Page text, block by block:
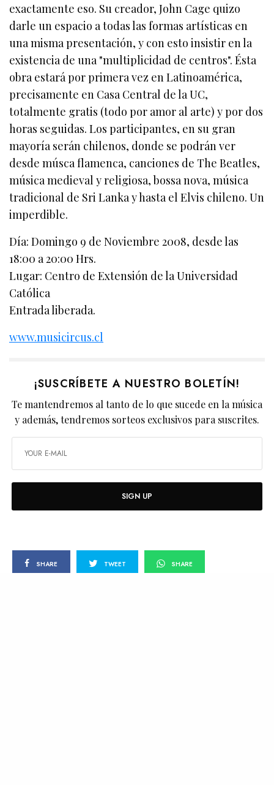
exactamente eso. Su creador, John Cage quizo
darle un espacio a todas las formas artísticas en
una misma presentación, y con esto insistir en la
existencia de una "multiplicidad de centros". Ésta
obra estará por primera vez en Latinoamérica,
precisamente en Casa Central de la UC,
totalmente gratis (todo por amor al arte) y por dos
horas seguidas. Los participantes, en su gran
mayoría serán chilenos, donde se podrán ver
desde músca flamenca, canciones de The Beatles,
música medieval y religiosa, bossa nova, música
tradicional de Sri Lanka y hasta el Elvis chileno. Un
imperdible.
Día: Domingo 9 de Noviembre 2008, desde las
18:00 a 20:00 Hrs.
Lugar: Centro de Extensión de la Universidad
Católica
Entrada liberada.
www.musicircus.cl
¡SUSCRÍBETE A NUESTRO BOLETÍN!
Te mantendremos al tanto de lo que sucede en la música
y además, tendremos sorteos exclusivos para suscrites.
SIGN UP
SHARE TWEET SHARE